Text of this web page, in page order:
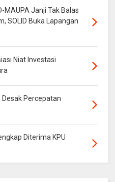
MAUPA Janji Tak Balas
SOLID Buka Lapangan
Niat Investasi
Percepatan
Diterima KPU